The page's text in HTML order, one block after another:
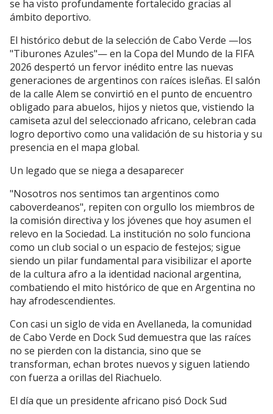
se ha visto profundamente fortalecido gracias al
ámbito deportivo.
El histórico debut de la selección de Cabo Verde —los
"Tiburones Azules"— en la Copa del Mundo de la FIFA
2026 despertó un fervor inédito entre las nuevas
generaciones de argentinos con raíces isleñas. El salón
de la calle Alem se convirtió en el punto de encuentro
obligado para abuelos, hijos y nietos que, vistiendo la
camiseta azul del seleccionado africano, celebran cada
logro deportivo como una validación de su historia y su
presencia en el mapa global.
Un legado que se niega a desaparecer
"Nosotros nos sentimos tan argentinos como
caboverdeanos", repiten con orgullo los miembros de
la comisión directiva y los jóvenes que hoy asumen el
relevo en la Sociedad. La institución no solo funciona
como un club social o un espacio de festejos; sigue
siendo un pilar fundamental para visibilizar el aporte
de la cultura afro a la identidad nacional argentina,
combatiendo el mito histórico de que en Argentina no
hay afrodescendientes.
Con casi un siglo de vida en Avellaneda, la comunidad
de Cabo Verde en Dock Sud demuestra que las raíces
no se pierden con la distancia, sino que se
transforman, echan brotes nuevos y siguen latiendo
con fuerza a orillas del Riachuelo.
El día que un presidente africano pisó Dock Sud